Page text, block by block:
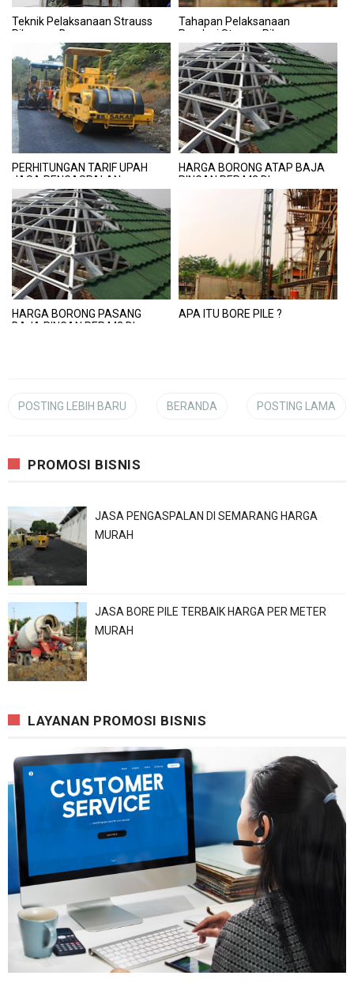
Teknik Pelaksanaan Strauss
Pile yang Benar
Tahapan Pelaksanaan
Pondasi Strauss Pile yang
Benar
PERHITUNGAN TARIF UPAH
JASA PENGASPALAN
HARGA BORONG ATAP BAJA
RINGAN PER M2 DI
HARGA BORONG PASANG
BAJA RINGAN PER M2 DI
APA ITU BORE PILE ?
POSTING LEBIH BARU POSTING LAMA
BERANDA
PROMOSI BISNIS
JASA PENGASPALAN DI SEMARANG HARGA
MURAH
JASA BORE PILE TERBAIK HARGA PER METER
MURAH
LAYANAN PROMOSI BISNIS